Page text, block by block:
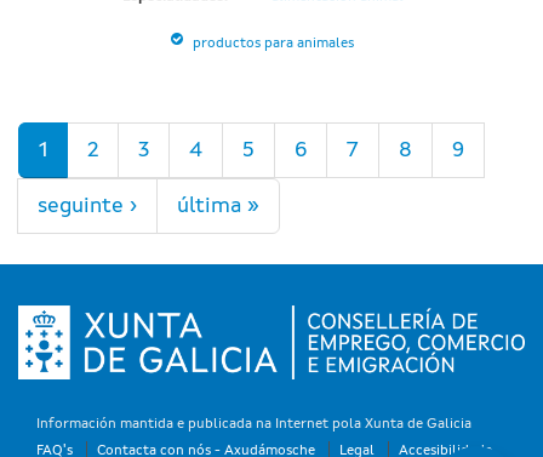
productos para animales
Páxinas
1 2 3 4 5 6 7 8 9
seguinte › última »
Información mantida e publicada na Internet pola Xunta de Galicia
FAQ's
Contacta con nós - Axudámosche Legal Accesibilidade